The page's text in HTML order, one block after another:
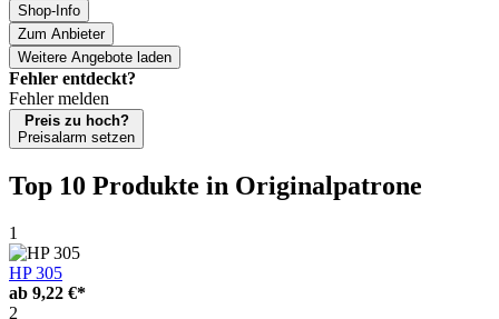
Shop-Info
Zum Anbieter
Weitere Angebote laden
Fehler entdeckt?
Fehler melden
Preis zu hoch?
Preisalarm setzen
Top 10 Produkte in Originalpatrone
1
HP 305
ab 9,22 €*
2